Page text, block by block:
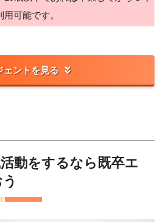
可能です。
ェントを見る
動をするなら既卒エ